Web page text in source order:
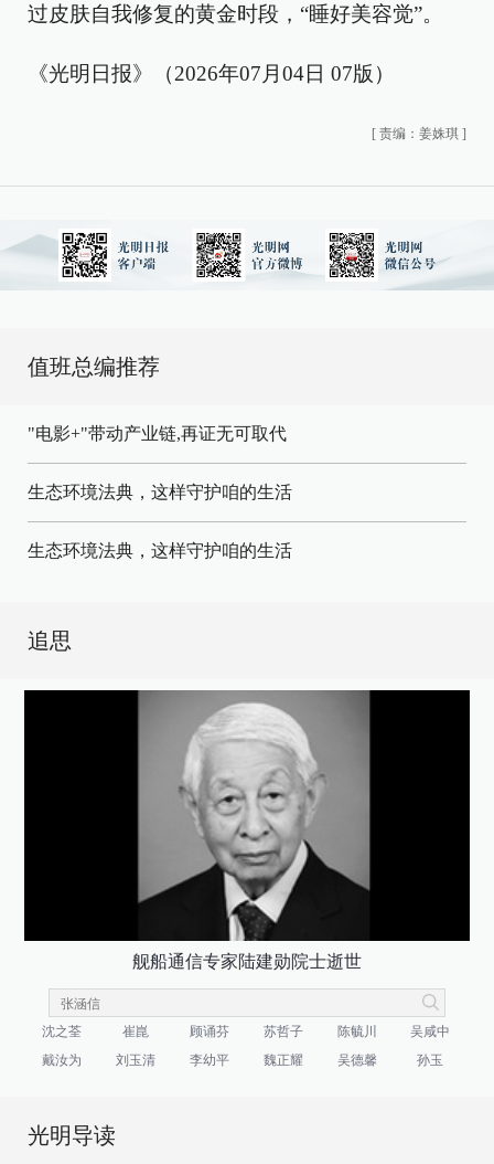
过皮肤自我修复的黄金时段，“睡好美容觉”。
《光明日报》（2026年07月04日 07版）
[ 责编：姜姝琪 ]
值班总编推荐
"电影+"带动产业链,再证无可取代
生态环境法典，这样守护咱的生活
生态环境法典，这样守护咱的生活
追思
舰船通信专家陆建勋院士逝世
沈之荃 崔崑 顾诵芬 苏哲子 陈毓川
吴咸中
戴汝为
刘玉清 李幼平 魏正耀 吴德馨 孙玉
光明导读